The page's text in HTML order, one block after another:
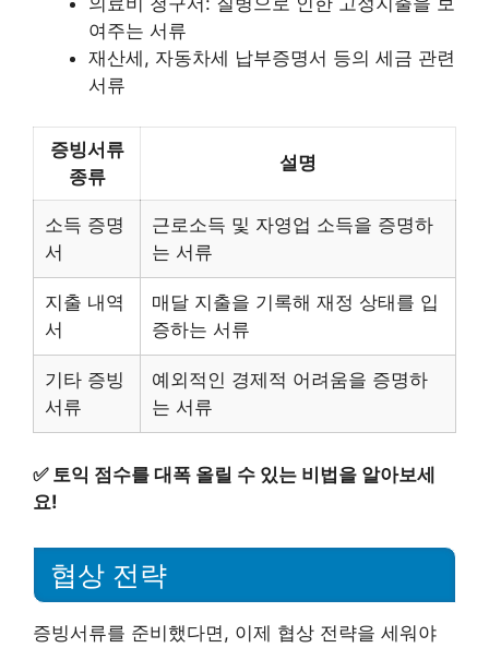
여주는 서류
재산세, 자동차세 납부증명서 등의 세금 관련
서류
증빙서류
종류
설명
소득 증명
서
근로소득 및 자영업 소득을 증명하
는 서류
지출 내역
서
매달 지출을 기록해 재정 상태를 입
증하는 서류
기타 증빙
서류
예외적인 경제적 어려움을 증명하
는 서류
✅ 토익 점수를 대폭 올릴 수 있는 비법을 알아보세
요!
협상 전략
증빙서류를 준비했다면, 이제 협상 전략을 세워야